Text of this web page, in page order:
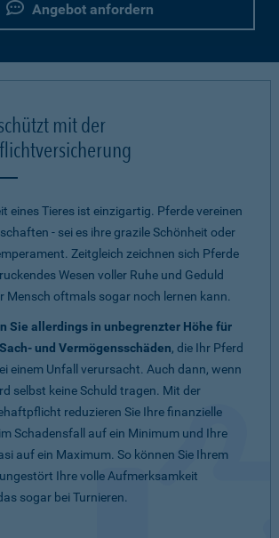
Angebot anfordern
mit der
eines Tieres ist einzigartig. Pferde vereinen
- sei es ihre grazile Schönheit oder
Zeitgleich zeichnen sich Pferde
Wesen voller Ruhe und Geduld
Mensch oftmals sogar noch lernen kann.
Sie allerdings in unbegrenzter Höhe für
und Vermögensschäden, die Ihr Pferd
einem Unfall verursacht. Auch dann, wenn
selbst keine Schuld tragen. Mit der
reduzieren Sie Ihre finanzielle
Schadensfall auf ein Minimum und Ihre
auf ein Maximum. So können Sie Ihrem
Ihre volle Aufmerksamkeit
sogar bei Turnieren.